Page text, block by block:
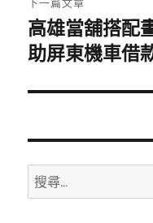
下
一
文
高雄當舖搭配
助屏東機車借
搜
尋